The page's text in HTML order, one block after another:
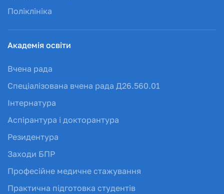
Поліклініка
Академія освіти
Вчена рада
Спеціалізована вчена рада Д26.560.01
Інтернатура
Аспірантура і докторантура
Резидентура
Заходи БПР
Професійне медичне стажування
Практична підготовка студентів